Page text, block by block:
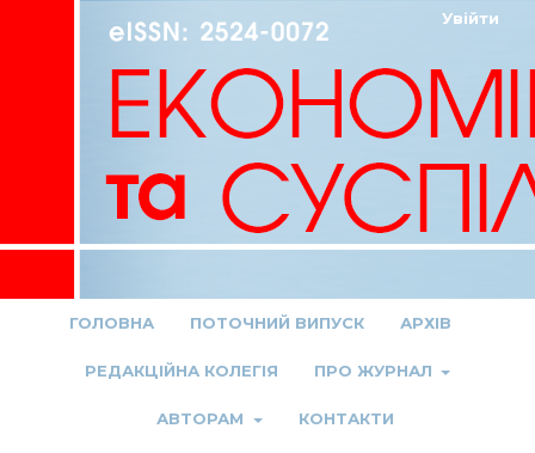
ГОЛОВНА ПОТОЧНИЙ ВИПУСК АРХІВ
РЕДАКЦІЙНА КОЛЕГІЯ ПРО ЖУРНАЛ
АВТОРАМ КОНТАКТИ
Увійти